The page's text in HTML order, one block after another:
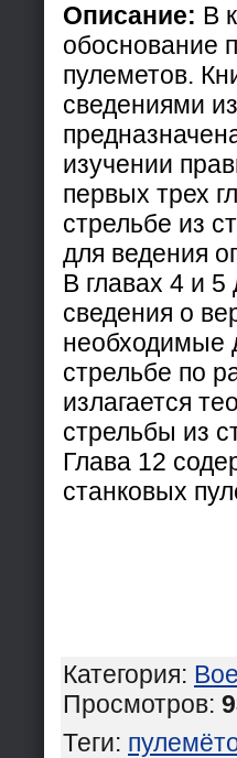
Описание: В
обоснование
пулеметов.
сведениями
изучении
первых трех
стрельбе из
для ведения
В главах 4 и
сведения о
необходимые
стрельбе по
излагается
стрельбы из
Глава 12
станковых
Категория:
Просмотров:
Теги: